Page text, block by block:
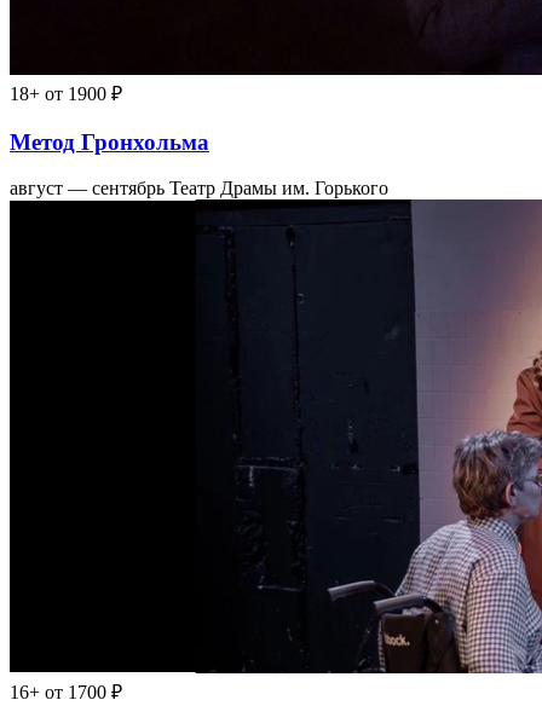
18+ от 1900 ₽
Метод Гронхольма
август — сентябрь Театр Драмы им. Горького
16+ от 1700 ₽